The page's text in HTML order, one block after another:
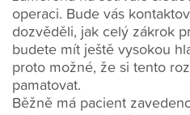
operaci. Bude vás
dozvěděli, jak celý zákrok
budete mít ještě vysokou
proto možné, že si tento
pamatovat.
Běžně má pacient